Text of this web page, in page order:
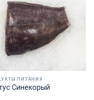
ПИТАНИЯ
Синекорый